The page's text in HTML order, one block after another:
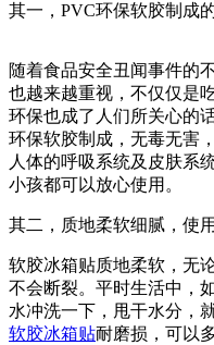
其一，PVC环保软胶制成
随着食品安全丑闻事件的
也越来越重视，不仅仅是
环保也成了人们所关心的
环保软胶制成，无毒无害
人体的呼吸系统及皮肤系
小孩都可以放心使用。
其二，质地柔软细腻，使
软胶冰箱贴质地柔软，无
不会断裂。平时生活中，
水冲洗一下，甩干水分，
软胶冰箱贴耐磨损，可以